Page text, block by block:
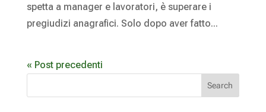
spetta a manager e lavoratori, è superare i
pregiudizi anagrafici. Solo dopo aver fatto...
« Post precedenti
Search